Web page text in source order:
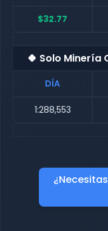
$32.77
🍀 Solo
DÍA
1:288,553